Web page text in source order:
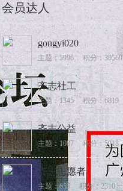
会员达人
gongyi020
主题：5996 积分：30569
齐志社工
主题：1345 积分：6819
齐志公益
主题：1087 积分：5018
齐志志愿者
主题：655 积分：2310